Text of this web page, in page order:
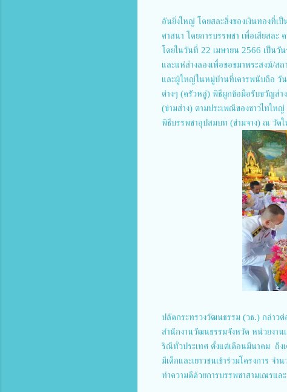
อันยิ่งใหญ่ โดยสละสิ่งของเงินทองที่
ศาสนา โดยการบรรพชา เพื่อเสียสล
โดยในวันที่ 22 เมษายน 2566 เป็นวัน
และแห่ส่างลองเพื่อขอขมาพระสงฆ์/ส
และผู้ใหญ่ในหมู่บ้านที่เคารพนับถือ วั
ต่างๆ (ครัวหลู่) พิธีผูกข้อมือรับขวัญส่า
(ข่ามส่าง) ตามประเพณีของชาวไทให
พิธีบรรพชาอุปสมบท (ข่ามจาง) ณ วัด
ปลัดกระทรวงวัฒนธรรม (วธ.) กล่าว
สำนักงานวัฒนธรรมจังหวัด หน่วยงาน
ริณีทั่วประเทศ ตั้งแต่เดือนมีนาคม ถึ
มีเด็กและเยาวชนเข้าร่วมโครงการ จ
ทำความดีด้วยการบรรพชาสามเณรแล